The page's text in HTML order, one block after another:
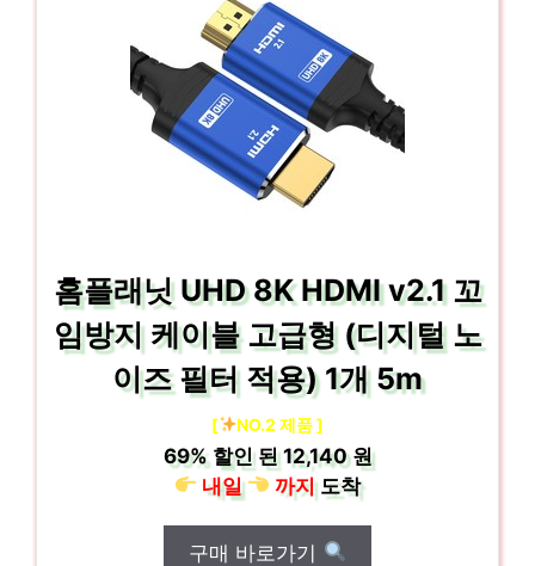
홈플래닛 UHD 8K HDMI v2.1 꼬
임방지 케이블 고급형 (디지털 노
이즈 필터 적용) 1개 5m
[ NO.2 제품 ]
69%할인 된12,140 원
내일
까지도착
구매 바로가기